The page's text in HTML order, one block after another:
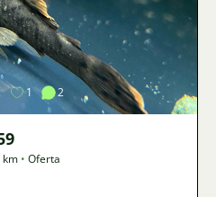
Zdjęcie
1 2
km • Oferta